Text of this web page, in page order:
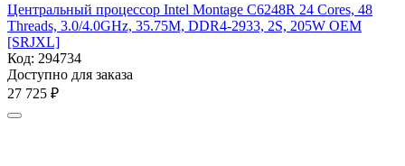
Центральный процессор Intel Montage C6248R 24 Cores, 48
Threads, 3.0/4.0GHz, 35.75M, DDR4-2933, 2S, 205W OEM
[SRJXL]
Код: 294734
Доступно для заказа
27 725 ₽